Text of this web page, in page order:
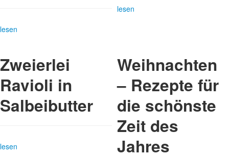
lesen
lesen
Zweierlei
Ravioli in
Salbeibutter
lesen
Weihnachten
– Rezepte für
die schönste
Zeit des
Jahres